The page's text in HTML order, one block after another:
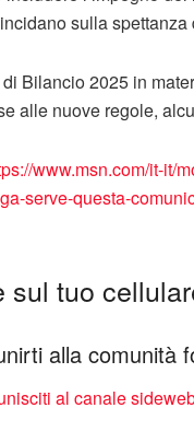
sulla spettanza
Bilancio 2025 in
alle nuove regole,
www.msn.com/it-it/
serve-questa-
sul tuo
alla comunità